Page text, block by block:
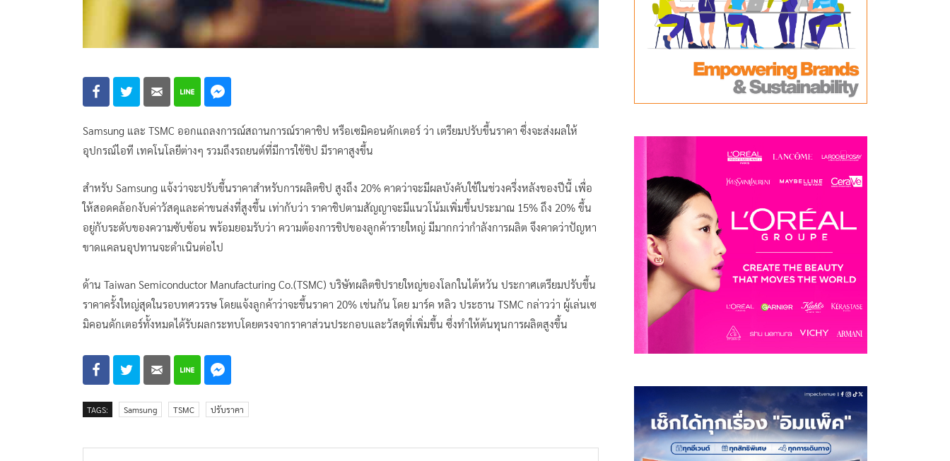
Samsung และ TSMC ออกแถลงการณ์สถานการณ์ราคาชิป หรือเซมิคอนดักเตอร์ ว่า เตรียมปรับขึ้นราคา ซึ่งจะส่งผลให้
อุปกรณ์ไอที เทคโนโลยีต่างๆ รวมถึงรถยนต์ที่มีการใช้ชิป มีราคาสูงขึ้น
สำหรับ Samsung แจ้งว่าจะปรับขึ้นราคาสำหรับการผลิตชิป สูงถึง 20% คาดว่าจะมีผลบังคับใช้ในช่วงครึ่งหลังของปีนี้ เพื่อ
ให้สอดคล้อกงับค่าวัสดุและค่าขนส่งที่สูงขึ้น เท่ากับว่า ราคาชิปตามสัญญาจะมีแนวโน้มเพิ่มขึ้นประมาณ 15% ถึง 20% ขึ้น
อยู่กับระดับของความซับซ้อน พร้อมยอมรับว่า ความต้องการชิปของลูกค้ารายใหญ่ มีมากกว่ากำลังการผลิต จึงคาดว่าปัญหา
ขาดแคลนอุปทานจะดำเนินต่อไป
ด้าน Taiwan Semiconductor Manufacturing Co.(TSMC) บริษัทผลิตชิปรายใหญ่ของโลกในไต้หวัน ประกาศเตรียมปรับขึ้น
ราคาครั้งใหญ่สุดในรอบทศวรรษ โดยแจ้งลูกค้าว่าจะขึ้นราคา 20% เช่นกัน โดย มาร์ค หลิว ประธาน TSMC กล่าวว่า ผู้เล่นเซ
มิคอนดักเตอร์ทั้งหมดได้รับผลกระทบโดยตรงจากราคาส่วนประกอบและวัสดุที่เพิ่มขึ้น ซึ่งทำให้ต้นทุนการผลิตสูงขึ้น
TAGS: Samsung TSMC ปรับราคา